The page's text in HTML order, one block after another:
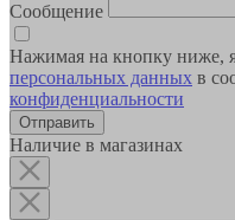
Сообщение
Нажимая на кнопку ниже,
персональных данных в
конфиденциальности
Наличие в магазинах